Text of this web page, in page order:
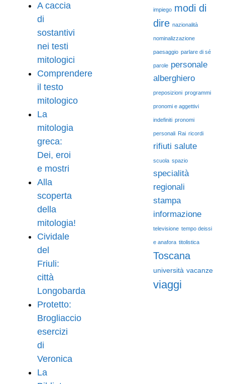
A caccia
di
sostantivi
nei testi
mitologici
Comprendere
il testo
mitologico
La
mitologia
greca:
Dei, eroi
e mostri
Alla
scoperta
della
mitologia!
Cividale
del
Friuli:
città
Longobarda
Protetto:
Brogliaccio
esercizi
di
Veronica
La
impiego modi di
dire nazionalità
nominalizzazione
paesaggio parlare di sé
parole personale
alberghiero
preposizioni programmi
pronomi e aggettivi
indefiniti pronomi
personali Rai ricordi
rifiuti salute
scuola spazio
specialità
regionali
stampa
informazione
televisione tempo deissi
e anafora titolistica
Toscana
università vacanze
viaggi